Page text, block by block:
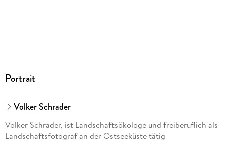
Portrait
Volker Schrader
Volker Schrader, ist Landschaftsökologe und freiberuflich als
Landschaftsfotograf an der Ostseeküste tätig